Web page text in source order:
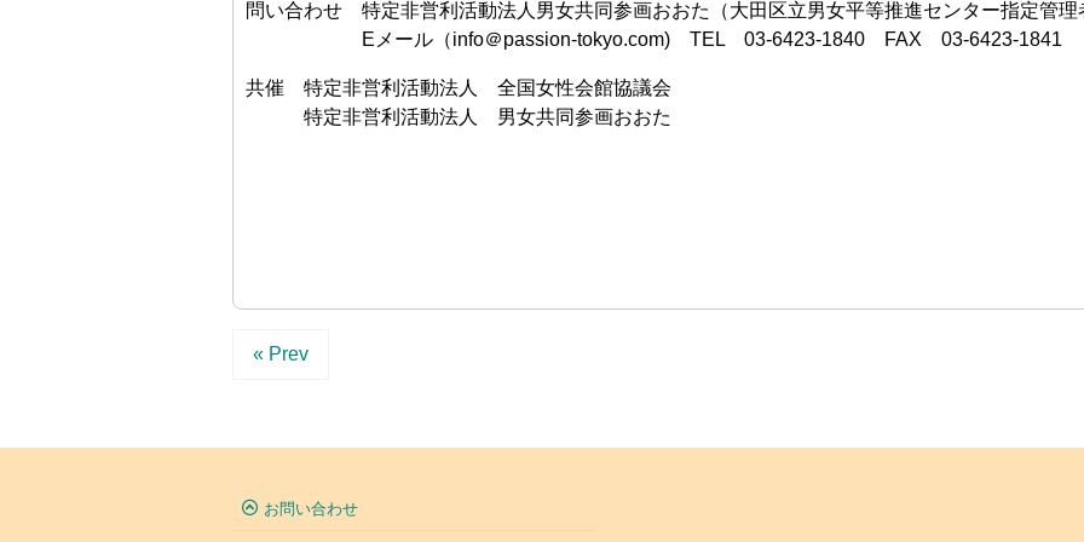
問い合わせ 特定非営利活動法人男女共同参画おおた（大田区立男女平等推進センター指定管理
Eメール（info＠passion-tokyo.com) TEL 03-6423-1840 FAX 03-6423-1841
共催 特定非営利活動法人 全国女性会館協議会
特定非営利活動法人 男女共同参画おおた
« Prev
お問い合わせ